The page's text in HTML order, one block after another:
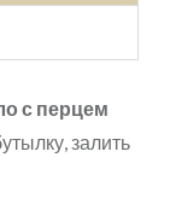
с перцем
залить